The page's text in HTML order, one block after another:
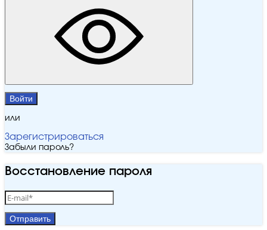
Войти
или
Зарегистрироваться
Забыли пароль?
Восстановление пароля
Отправить